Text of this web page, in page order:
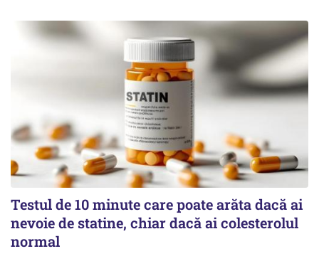
Testul de 10 minute care poate arăta dacă ai
nevoie de statine, chiar dacă ai colesterolul
normal